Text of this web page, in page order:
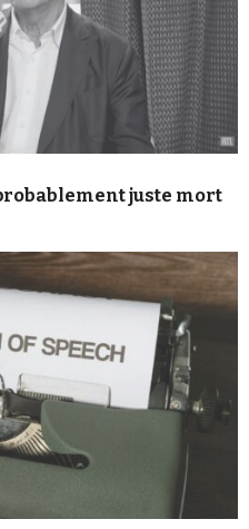
juste mort